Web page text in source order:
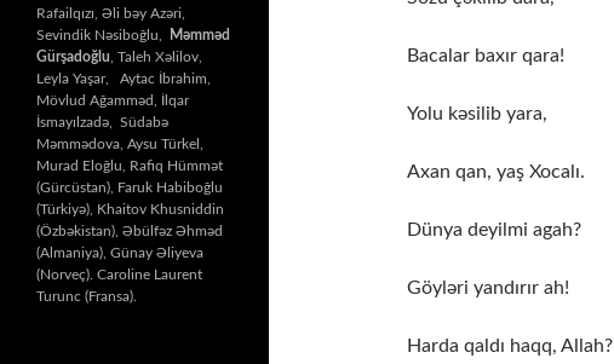
Bacalar baxır qara!
Yolu kəsilib yara,
Axan qan, yaş Xocalı.
Dünya deyilmi agah?
Göyləri yandırır ah!
Harda qaldı haqq, Allah?
Rafailqızı, Əli bəy Azəri,
Sevindik Nəsiboğlu,
Məmməd
Gürşadoğlu , Taleh Xəlilov,
Leyla Yaşar, Aytac İbrahim,
Mövlud Ağamməd, İlqar
İsmayılzadə, Südabə
Məmmədova, Aysu Türkel,
Murad Eloğlu, Rafiq Hümmət
(Gürcüstan), Faruk Habiboğlu
(Türkiyə), Khaitov Khusniddin
(Özbəkistan), Əbülfəz Əhməd
(Almaniya), Günay Əliyeva
(Norveç). Caroline Laurent
Turunc (Fransa).